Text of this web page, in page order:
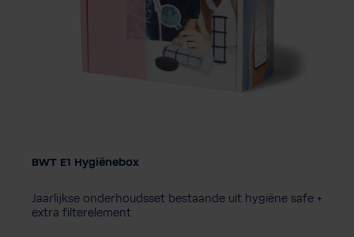
BWT E1 Hygiënebox
Jaarlijkse onderhoudsset bestaande uit hygiëne safe +
extra filterelement